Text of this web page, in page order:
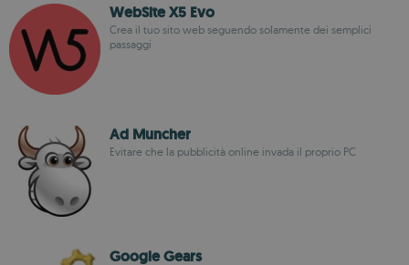
WebSite X5 Evo
Crea il tuo sito web seguendo solamente dei semplici
passaggi
Ad Muncher
Evitare che la pubblicità online invada il proprio PC
Google Gears